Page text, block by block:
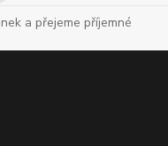
a přejeme příjemné